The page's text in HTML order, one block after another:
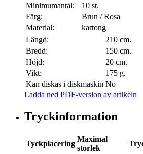
Minimumantal:
10 st.
Färg:
Brun / Rosa
Material:
kartong
Längd:
210 cm.
Bredd:
150 cm.
Höjd:
20 cm.
Vikt:
175 g.
Kan diskas i diskmaskin No
Ladda ned PDF-version av artikeln
Tryckinformation
Tyckplacering
Maximal
storlek